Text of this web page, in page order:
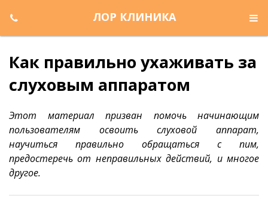
ЛОР КЛИНИКА
Как правильно ухаживать за
слуховым аппаратом
Этот материал призван помочь начинающим
пользователям освоить слуховой аппарат,
научиться правильно обращаться с пим,
предостеречь от неправильных действий, и многое
другое.